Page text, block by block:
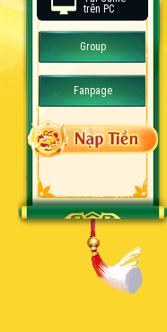
trên PC
Group
Fanpage